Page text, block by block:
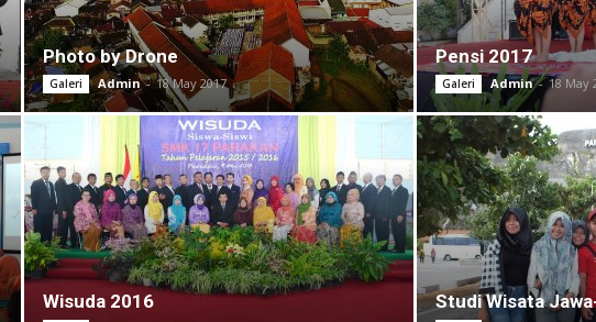
Photo by Drone
Galeri Admin - 18 May 2017
Pensi 2017
Galeri Admin - 18 May
Wisuda 2016 Studi Wisata